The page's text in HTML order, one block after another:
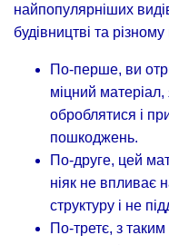
найпопулярніших
будівництві та
По-перше, ви
міцний
оброблятися і
пошкоджень.
По-друге, цей
ніяк не впливає
структуру і не
По-третє, з